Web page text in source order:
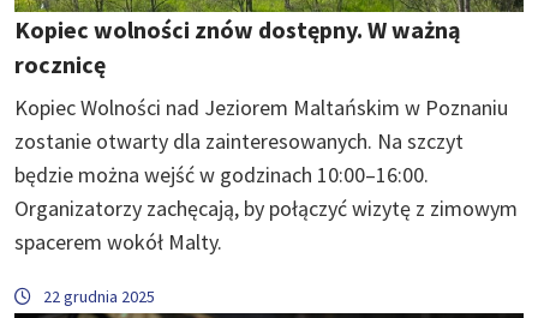
Kopiec wolności znów dostępny. W ważną
rocznicę
Kopiec Wolności nad Jeziorem Maltańskim w Poznaniu
zostanie otwarty dla zainteresowanych. Na szczyt
będzie można wejść w godzinach 10:00–16:00.
Organizatorzy zachęcają, by połączyć wizytę z zimowym
spacerem wokół Malty.
22 grudnia 2025